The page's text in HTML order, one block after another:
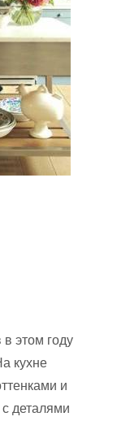
этом году
кухне
и
деталями